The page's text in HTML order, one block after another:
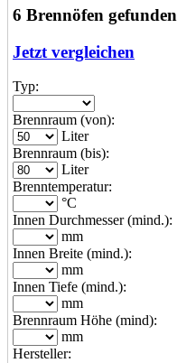
6 Brennöfen gefunden
Jetzt vergleichen
Typ:
Brennraum (von):
Liter
Brennraum (bis):
Liter
Brenntemperatur:
°C
Innen Durchmesser (mind.):
mm
Innen Breite (mind.):
mm
Innen Tiefe (mind.):
mm
Brennraum Höhe (mind):
mm
Hersteller: